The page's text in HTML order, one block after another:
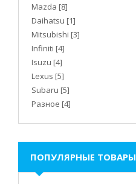
Mazda [8]
Daihatsu [1]
Mitsubishi [3]
Infiniti [4]
Isuzu [4]
Lexus [5]
Subaru [5]
Разное [4]
ПОПУЛЯРНЫЕ ТОВАРЫ